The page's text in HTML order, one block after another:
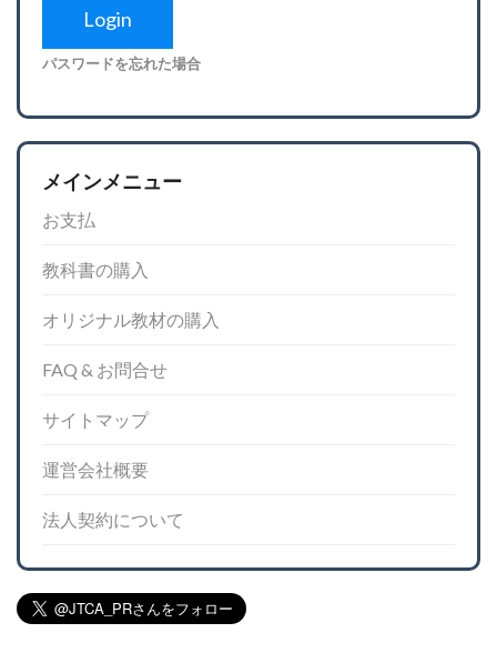
パスワードを忘れた場合
メインメニュー
お支払
教科書の購入
オリジナル教材の購入
FAQ & お問合せ
サイトマップ
運営会社概要
法人契約について